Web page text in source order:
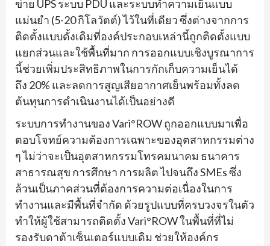
ข่าย UPS ระบบ PDU และระบบทำความเย็นแบบ
แม่นยำ (5-20 กิโลวัตต์) ไว้ในที่เดียว ซึ่งต่างจากการ
ติดตั้งแบบดั้งเดิมที่องค์ประกอบเหล่านี้ถูกติดตั้งแบบ
แยกส่วนและใช้พื้นที่มาก การออกแบบเชิงบูรณาการ
นี้ช่วยเพิ่มประสิทธิภาพในการกักเก็บความเย็นได้
ถึง 20% และลดการสูญเสียอากาศเย็นพร้อมทั้งลด
ต้นทุนการดำเนินงานได้เป็นอย่างดี
ระบบการทำงานของ Vari°ROW ถูกออกแบบมาเพื่อ
ตอบโจทย์ความต้องการเฉพาะของอุตสาหกรรมต่าง
ๆ ไม่ว่าจะเป็นอุตสาหกรรมโทรคมนาคม ธนาคาร
สาธารณสุข การศึกษา การผลิต ไปจนถึง SMEs ซึ่ง
ล้วนเป็นภาคส่วนที่ต้องการความต่อเนื่องในการ
ทำงานและมีพื้นที่จำกัด ด้วยรูปแบบที่ครบวงจรในตัว
ทำให้ผู้ใช้สามารถติดตั้ง Vari°ROW ในพื้นที่ที่ไม่
รองรับดาต้าเซ็นเตอร์แบบเดิม ช่วยให้องค์กร